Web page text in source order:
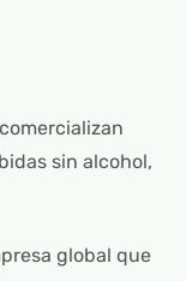
sin alcohol,
global que